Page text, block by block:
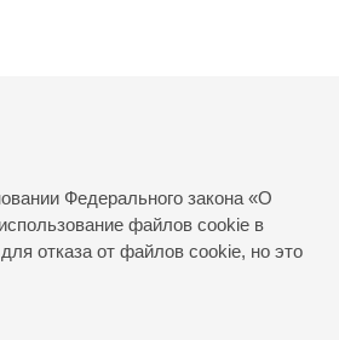
Федерального закона «О
файлов cookie в
отказа от файлов cookie, но это